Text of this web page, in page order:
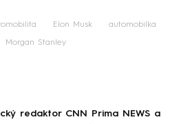
Elon Musk automobilka
Morgan Stanley
redaktor CNN Prima NEWS a